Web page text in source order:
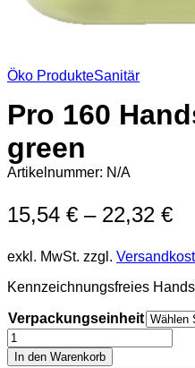
Öko ProdukteSanitär
Pro 160
green
Artikelnummer: N/A
15,54 € – 22,32 €
exkl. MwSt. zzgl.
Kennzeichnungsfreies
Verpackungseinheit
Quantity
In den Warenkorb